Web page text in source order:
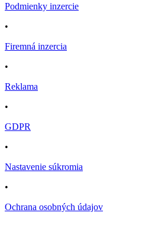
Podmienky inzercie
•
Firemná inzercia
•
Reklama
•
GDPR
•
Nastavenie súkromia
•
Ochrana osobných údajov